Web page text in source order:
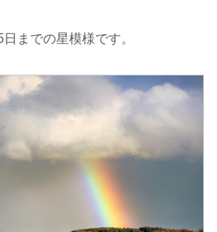
までの星模様です。